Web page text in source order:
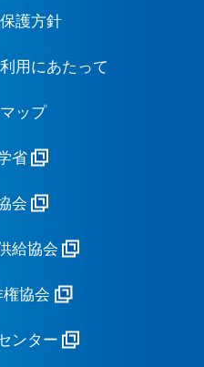
護方針
用にあたって
ップ
省
会
給協会
協会
ンター